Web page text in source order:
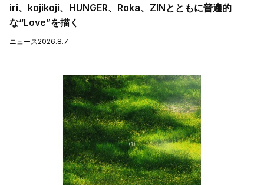
iri、kojikoji、HUNGER、Roka、ZINとともに普遍的
な“Love”を描く
ニュース2026.8.7